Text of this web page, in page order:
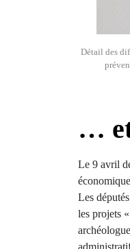
Détail des
…
Le 9 avril
Les
les projets